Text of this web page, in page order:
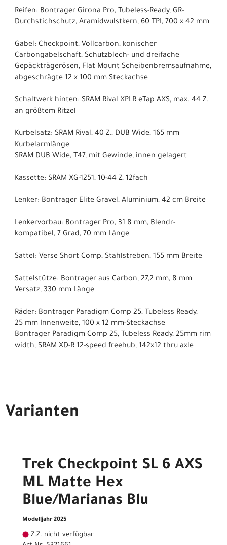
Reifen: Bontrager Girona Pro, Tubeless-Ready, GR-
Durchstichschutz, Aramidwulstkern, 60 TPI, 700 x 42 mm
Gabel: Checkpoint, Vollcarbon, konischer
Carbongabelschaft, Schutzblech- und dreifache
Gepäckträgerösen, Flat Mount Scheibenbremsaufnahme,
abgeschrägte 12 x 100 mm Steckachse
Schaltwerk hinten: SRAM Rival XPLR eTap AXS, max. 44 Z.
an größtem Ritzel
Kurbelsatz: SRAM Rival, 40 Z., DUB Wide, 165 mm
Kurbelarmlänge
SRAM DUB Wide, T47, mit Gewinde, innen gelagert
Kassette: SRAM XG-1251, 10-44 Z, 12fach
Lenker: Bontrager Elite Gravel, Aluminium, 42 cm Breite
Lenkervorbau: Bontrager Pro, 31 8 mm, Blendr-
kompatibel, 7 Grad, 70 mm Länge
Sattel: Verse Short Comp, Stahlstreben, 155 mm Breite
Sattelstütze: Bontrager aus Carbon, 27,2 mm, 8 mm
Versatz, 330 mm Länge
Räder: Bontrager Paradigm Comp 25, Tubeless Ready,
25 mm Innenweite, 100 x 12 mm-Steckachse
Bontrager Paradigm Comp 25, Tubeless Ready, 25mm rim
width, SRAM XD-R 12-speed freehub, 142x12 thru axle
Varianten
Trek Checkpoint SL 6 AXS
ML Matte Hex
Blue/Marianas Blu
Modelljahr 2025
Z.Z. nicht verfügbar